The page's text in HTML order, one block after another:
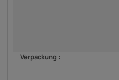
Verpackung :